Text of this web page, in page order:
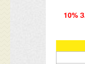
10%